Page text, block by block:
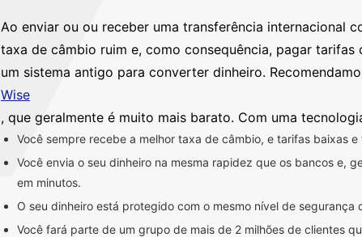
Ao enviar ou ou receber uma transferência internacional
taxa de câmbio ruim e, como consequência, pagar
um sistema antigo para converter dinheiro.
Wise
, que geralmente é muito mais barato. Com uma
Você sempre recebe a melhor taxa de câmbio, e tarifas baixas e
Você envia o seu dinheiro na mesma rapidez que os bancos e,
em minutos.
O seu dinheiro está protegido com o mesmo nível de segurança
Você fará parte de um grupo de mais de 2 milhões de clientes